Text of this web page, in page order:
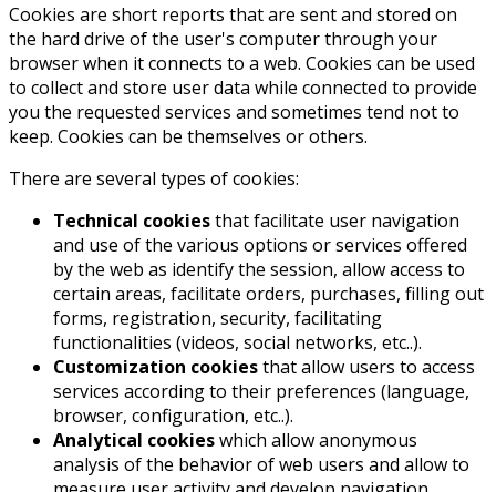
Cookies are short reports that are sent and stored on
the hard drive of the user's computer through your
browser when it connects to a web. Cookies can be used
to collect and store user data while connected to provide
you the requested services and sometimes tend not to
keep. Cookies can be themselves or others.
There are several types of cookies:
Technical cookiesthat facilitate user navigation
and use of the various options or services offered
by the web as identify the session, allow access to
certain areas, facilitate orders, purchases, filling out
forms, registration, security, facilitating
functionalities (videos, social networks, etc..).
Customization cookiesthat allow users to access
services according to their preferences (language,
browser, configuration, etc..).
Analytical cookieswhich allow anonymous
analysis of the behavior of web users and allow to